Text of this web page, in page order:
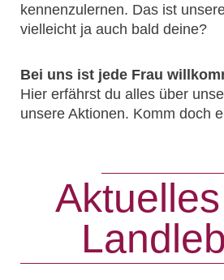
kennenzulernen. Das ist
vielleicht ja auch bald deine?
Bei uns ist jede Frau
Hier erfährst du alles über
unsere Aktionen. Komm doch